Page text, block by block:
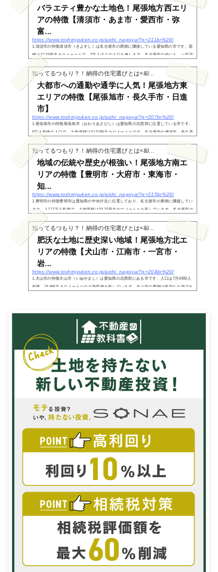
バラエティ豊かな土地色！尾張地方西エリ
アの特徴【清須市・あま市・愛西市・弥
富...
https://www.toshinjyuken.co.jp/aichi_nagoya/?p=211br%20/
1.清須市の特徴清須市（きよすし）は名古屋市の西側に隣接している愛知県の市です。面
積は17.35平方キロメートルで、7万人ほどの人口を擁します。名古屋市の他にも、一宮市
や稲沢市、北名古屋市、あま市に隣接しています。全体的に平坦な土地であるのが特徴
で、岐阜...
知ってるつもり？！納得の住宅選びとは<&l...
大都市への通勤や通学に人気！尾張地方東
エリアの特徴【尾張旭市・長久手市・日進
市】
https://www.toshinjyuken.co.jp/aichi_nagoya/?p=207br%20/
1.尾張旭市の特徴尾張旭市（おわりあさひし）は愛知県の北西部に位置している市です。
8万人前後の人口で、土地面積は21.03平方キロメートルです。名古屋市や瀬戸市、長久手
市に隣接しています。尾張旭市の誕生は1970年、当時東春日井郡旭町だったのですが市
制を施行...
知ってるつもり？！納得の住宅選びとは<&l...
地域の伝統や歴史が根強い！尾張地方南エ
リアの特徴【豊明市・大府市・東海市・
知...
https://www.toshinjyuken.co.jp/aichi_nagoya/?p=215br%20/
1.豊明市の特徴豊明市は愛知県の中央付近に位置しており、名古屋市の東側に隣接してい
ます。人口7万人前後で、土地面積は23.22平方キロメートルを有しています。名古屋市の
他には大府市や刈谷市、愛知郡東郷町と隣接している市です。「豊明市」は「とよあけ
し」と読...
知ってるつもり？！納得の住宅選びとは<&l...
肥沃な土地に歴史深い地域！尾張地方北エ
リアの特徴【犬山市・江南市・一宮市・
岩...
https://www.toshinjyuken.co.jp/aichi_nagoya/?p=204br%20/
1.犬山市の特徴犬山市（いぬやまし）は愛知県の北西部にある市です。人口は7万4000人
前後、74.9平方キロメートルの土地面積を有しています。犬山市の西側は平坦な土地であ